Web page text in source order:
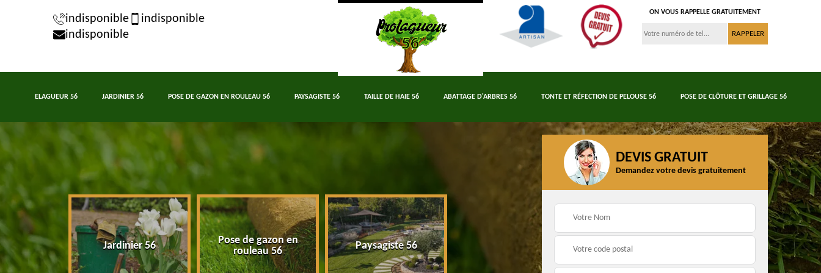
indisponible
indisponible
indisponible
ON VOUS RAPPELLE GRATUITEMENT
ELAGUEUR 56 JARDINIER 56 POSE DE GAZON EN ROULEAU 56 PAYSAGISTE 56 TAILLE DE HAIE 56 ABATTAGE D'ARBRES 56 TONTE ET RÉFECTION DE PELOUSE 56 POSE DE CLÔTURE ET GRILLAGE 56
56 Jardinier 56
Pose de gazon en
rouleau 56
Paysagiste 56 Taille de haie 56 Abattage d'arbres 56
Tonte et réfection de
pelouse 56
DEVIS GRATUIT
Demandez votre devis gratuitement